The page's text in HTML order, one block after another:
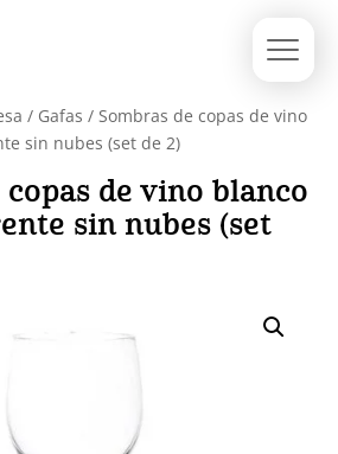
/ Gafas / Sombras de copas de vino
sin nubes (set de 2)
copas de vino blanco
sin nubes (set